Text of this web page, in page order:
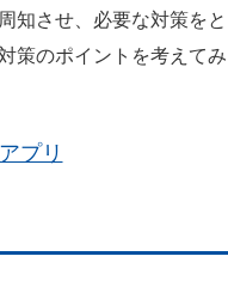
知させ、必要な対策をと
策のポイントを考えてみ
プリ